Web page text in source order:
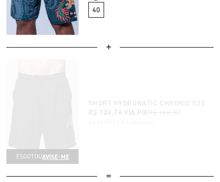
40
ESGOTOUAVISE-ME
SHORT HYDRONATIC CHRONIC 020
R$ 126,74 VIA PIXR$ 140,82